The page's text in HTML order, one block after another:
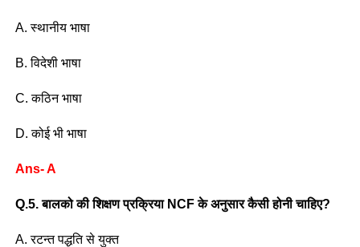
A. स्थानीय भाषा
B. विदेशी भाषा
C. कठिन भाषा
D. कोई भी भाषा
Ans- A
Q.5. बालको की शिक्षण प्रक्रिया NCF के अनुसार कैसी होनी चाहिए?
A. रटन्त पद्धति से युक्त